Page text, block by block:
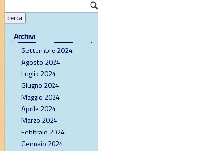
Archivi
Settembre 2024
Agosto 2024
Luglio 2024
Giugno 2024
Maggio 2024
Aprile 2024
Marzo 2024
Febbraio 2024
Gennaio 2024